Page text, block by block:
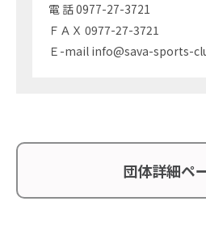
電 話 0977-27-3721
ＦＡＸ 0977-27-3721
Ｅ-mail info@sava-sports-
団体詳細ペ